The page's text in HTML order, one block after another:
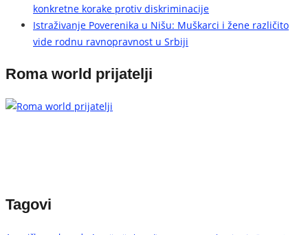
konkretne korake protiv diskriminacije
Istraživanje Poverenika u Nišu: Muškarci i žene različito
vide rodnu ravnopravnost u Srbiji
Roma world prijatelji
Tagovi